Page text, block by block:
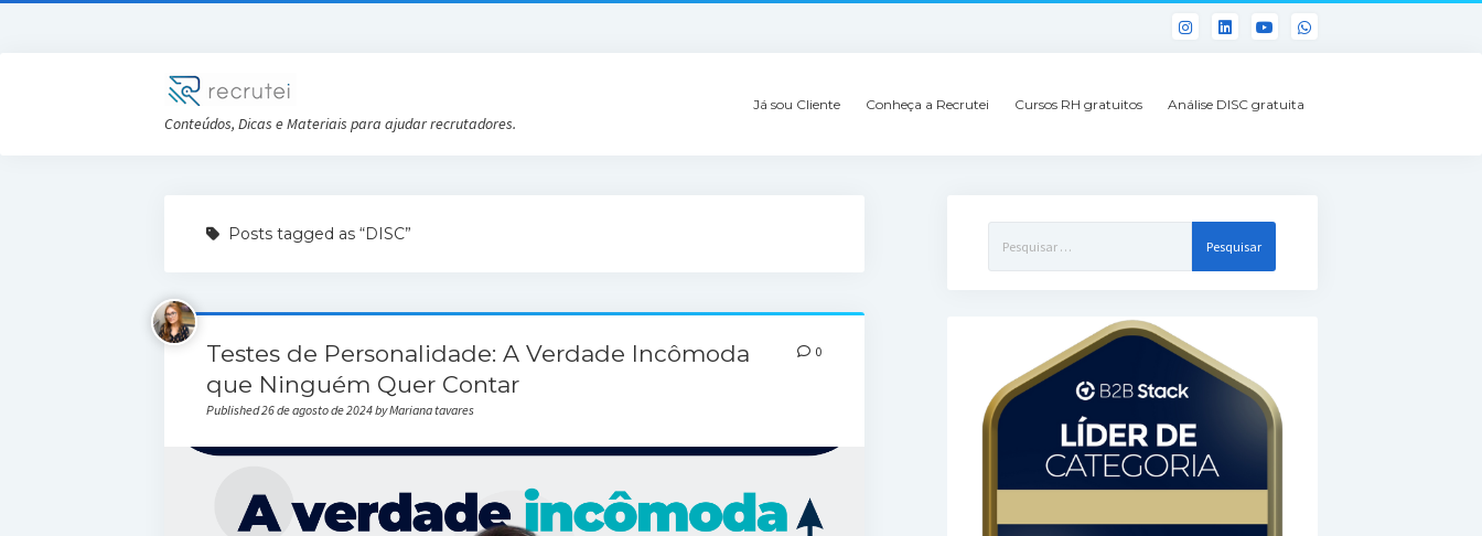
Conteúdos, Dicas e Materiais para ajudar recrutadores.
Já sou Cliente Conheça a Recrutei Cursos RH gratuitos Análise DISC gratuita
Posts tagged as “DISC”
Testes de Personalidade: A Verdade Incômoda
que Ninguém Quer Contar
Published 26 de agosto de 2024 by Mariana tavares
0
por: